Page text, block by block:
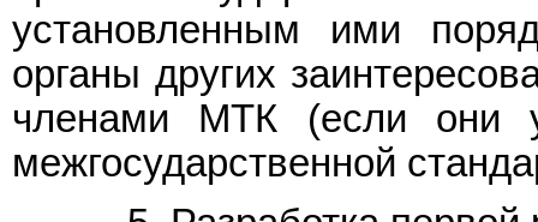
установленным ими
органы других
членами МТК (если они
межгосударственной